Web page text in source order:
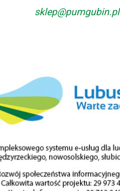
sklep@pumgubin.pl